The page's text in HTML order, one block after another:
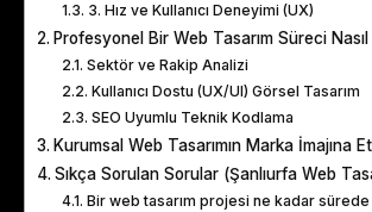
3. Hız ve Kullanıcı Deneyimi (UX)
Profesyonel Bir Web Tasarım Süreci
Sektör ve Rakip Analizi
Kullanıcı Dostu (UX/UI) Görsel Tasarım
SEO Uyumlu Teknik Kodlama
Kurumsal Web Tasarımın Marka İmajına
Sıkça Sorulan Sorular (Şanlıurfa Web
Bir web tasarım projesi ne kadar sürede